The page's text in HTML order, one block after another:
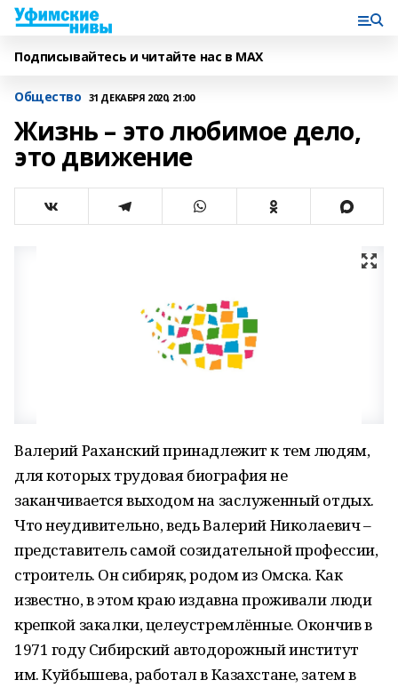
Подписывайтесь и читайте нас в MAX
Общество 31 ДЕКАБРЯ 2020, 21:00
Жизнь – это любимое дело,
это движение
Валерий Раханский принадлежит к тем людям,
для которых трудовая биография не
заканчивается выходом на заслуженный отдых.
Что неудивительно, ведь Валерий Николаевич –
представитель самой созидательной профессии,
строитель. Он сибиряк, родом из Омска. Как
известно, в этом краю издавна проживали люди
крепкой закалки, целеустремлённые. Окончив в
1971 году Сибирский автодорожный институт
им. Куйбышева, работал в Казахстане, затем в